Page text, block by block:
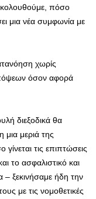
πόσο
μια νέα συμφωνία με
χωρίς
όσον αφορά
διεξοδικά θα
μεριά της
τις επιπτώσεις
το ασφαλιστικό και
– ξεκινήσαμε ήδη την
με τις νομοθετικές